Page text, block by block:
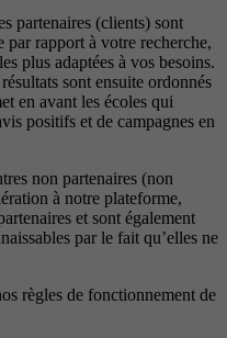
partenaires (clients) sont
par rapport à votre recherche,
plus adaptées à vos besoins.
sont ensuite ordonnés
en avant les écoles qui
positifs et de campagnes en
non partenaires (non
à notre plateforme,
et sont également
par le fait qu’elles ne
règles de fonctionnement de